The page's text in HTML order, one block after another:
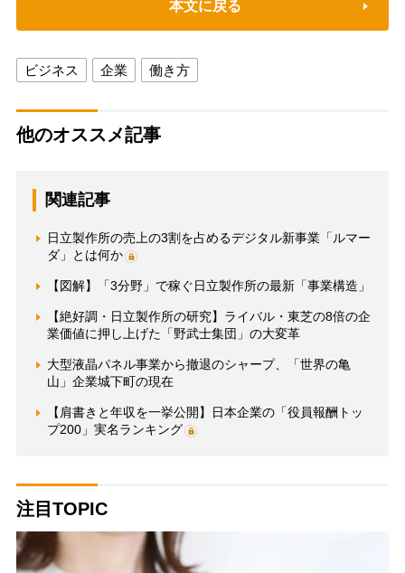
本文に戻る
ビジネス 企業 働き方
他のオススメ記事
関連記事
日立製作所の売上の3割を占めるデジタル新事業「ルマー
ダ」とは何か
【図解】「3分野」で稼ぐ日立製作所の最新「事業構造」
【絶好調・日立製作所の研究】ライバル・東芝の8倍の企
業価値に押し上げた「野武士集団」の大変革
大型液晶パネル事業から撤退のシャープ、「世界の亀
山」企業城下町の現在
【肩書きと年収を一挙公開】日本企業の「役員報酬トッ
プ200」実名ランキング
注目TOPIC